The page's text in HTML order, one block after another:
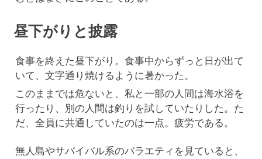
昼下がりと披露
食事を終えた昼下がり。食事中からずっと日が出て
いて、文字通り焼けるように暑かった。
このままでは危ないと、私と一部の人間は海水浴を
行ったり、別の人間は釣りを試していたりした。た
だ、全員に共通していたのは一点。疲労である。
無人島やサバイバル系のバラエティを見ていると、